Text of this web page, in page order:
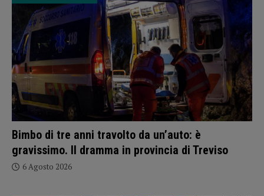
Bimbo di tre anni travolto da un’auto: è
gravissimo. Il dramma in provincia di Treviso
6 Agosto 2026